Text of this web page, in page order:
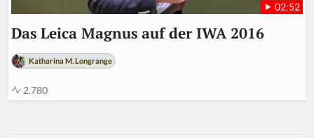
02:52
Das Leica Magnus auf der IWA 2016
Katharina M. Longrange
2.780